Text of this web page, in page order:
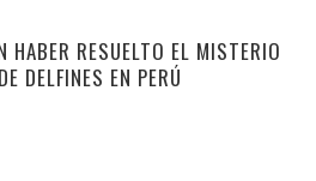
HABER RESUELTO EL MISTERIO
DELFINES EN PERÚ